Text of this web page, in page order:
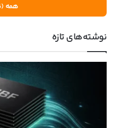
همه (66)
نوشته‌های تازه